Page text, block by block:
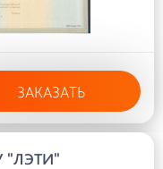
ЗАКАЗАТЬ
"ЛЭТИ"